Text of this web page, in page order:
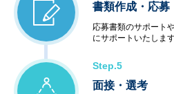
書類作成・応募
応募書類のサポート
にサポートいたします
Step.5
面接・選考